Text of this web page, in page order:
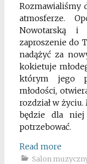
Rozmawialiśmy
atmosferze.
Nowotarską i
zaproszenie do
nadążyć za
kokietuje
którym jego
młodości,
rozdział w
będzie dla niej
potrzebować.
Read more
Salon